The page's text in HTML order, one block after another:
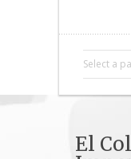
Select a
El